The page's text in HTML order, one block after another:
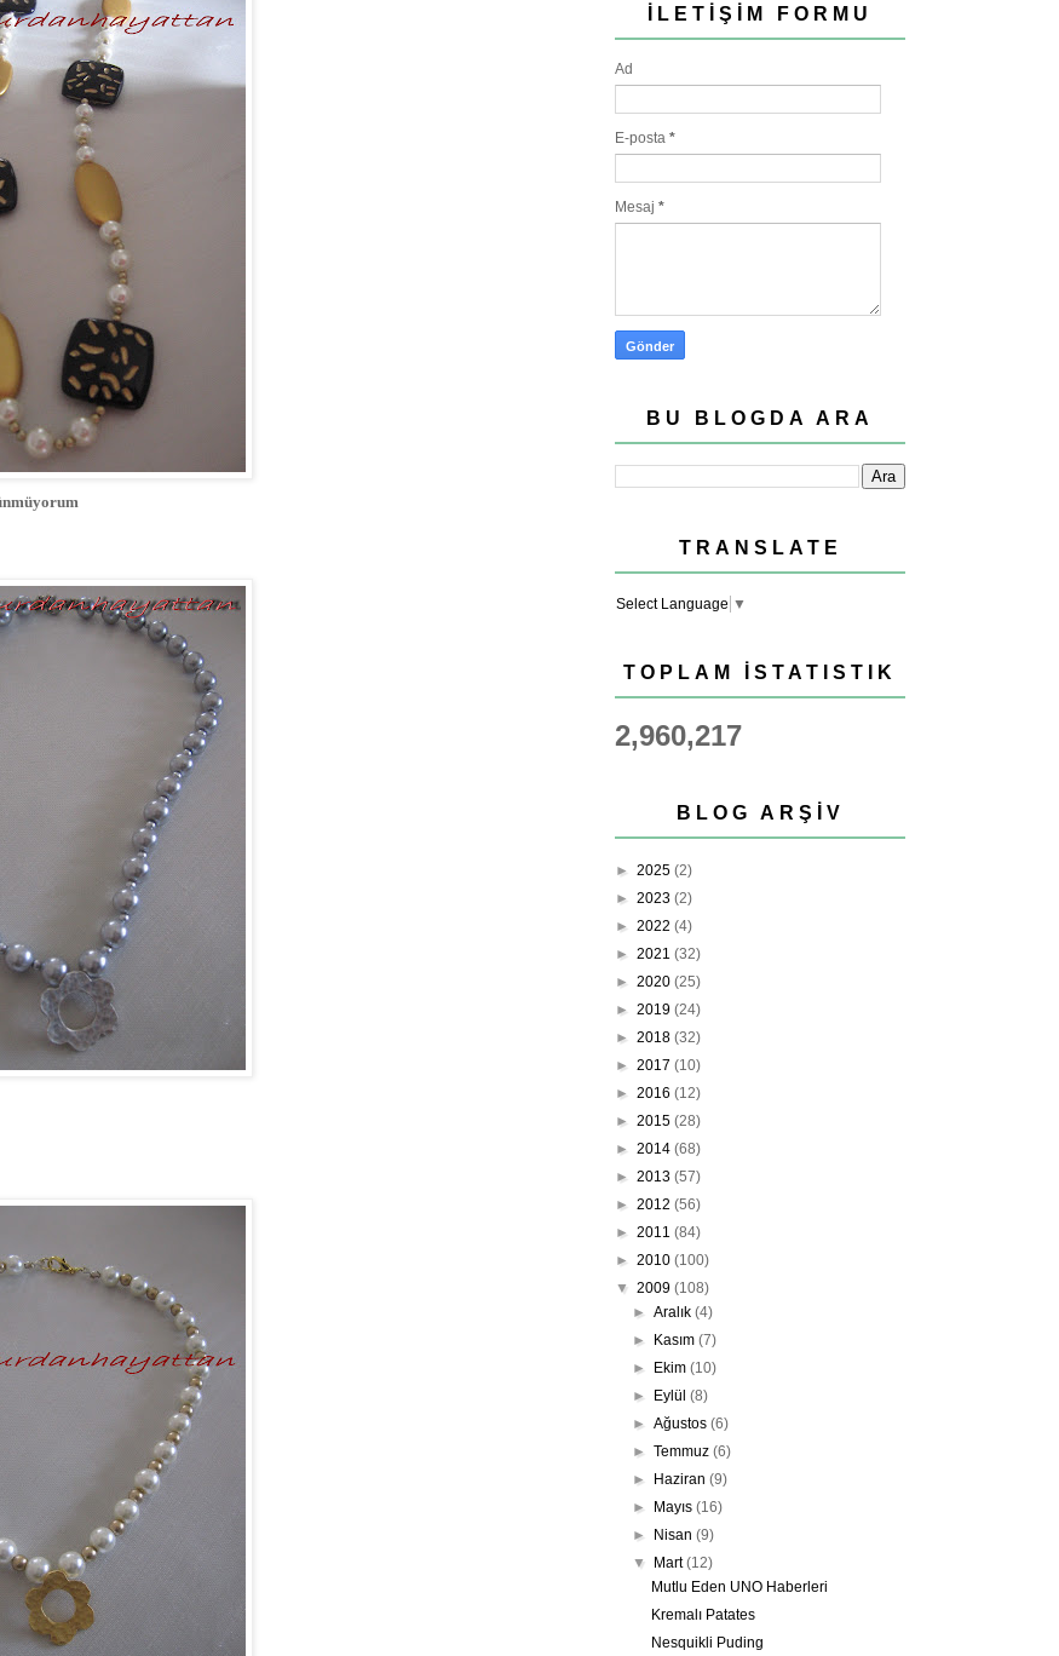
İLETIŞIM FORMU
Ad
E-posta *
Mesaj *
BU BLOGDA ARA
TRANSLATE
Select Language ▼
TOPLAM İSTATISTIK
2,960,217
BLOG ARŞIV
► 2025 (2)
► 2023 (2)
► 2022 (4)
► 2021 (32)
► 2020 (25)
► 2019 (24)
► 2018 (32)
► 2017 (10)
► 2016 (12)
► 2015 (28)
► 2014 (68)
► 2013 (57)
► 2012 (56)
► 2011 (84)
► 2010 (100)
▼ 2009 (108)
►Aralık(4)
► Kasım(7)
► Ekim(10)
► Eylül(8)
►Ağustos(6)
►Temmuz(6)
► Haziran(9)
► Mayıs(16)
► Nisan(9)
▼ Mart(12)
Mutlu Eden UNO Haberleri
Kremalı Patates
Nesquikli Puding